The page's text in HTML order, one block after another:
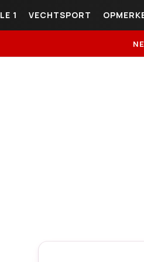
1 VECHTSPORT